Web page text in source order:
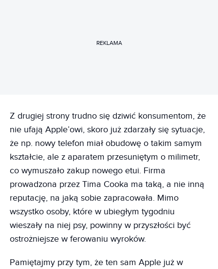
REKLAMA
Z drugiej strony trudno się dziwić konsumentom, że
nie ufają Apple’owi, skoro już zdarzały się sytuacje,
że np. nowy telefon miał obudowę o takim samym
kształcie, ale z aparatem przesuniętym o milimetr,
co wymuszało zakup nowego etui. Firma
prowadzona przez Tima Cooka ma taką, a nie inną
reputację, na jaką sobie zapracowała. Mimo
wszystko osoby, które w ubiegłym tygodniu
wieszały na niej psy, powinny w przyszłości być
ostrożniejsze w ferowaniu wyroków.
Pamiętajmy przy tym, że ten sam Apple już w